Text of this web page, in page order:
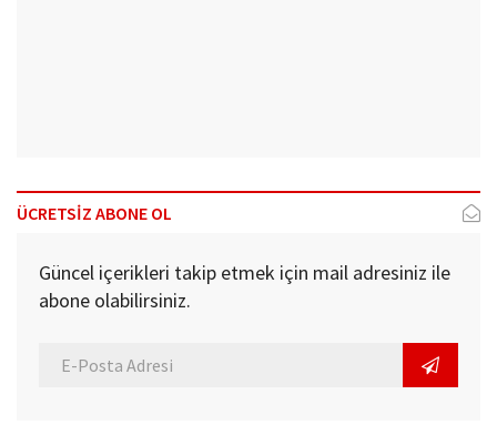
ÜCRETSİZ ABONE OL
Güncel içerikleri takip etmek için mail adresiniz ile
abone olabilirsiniz.